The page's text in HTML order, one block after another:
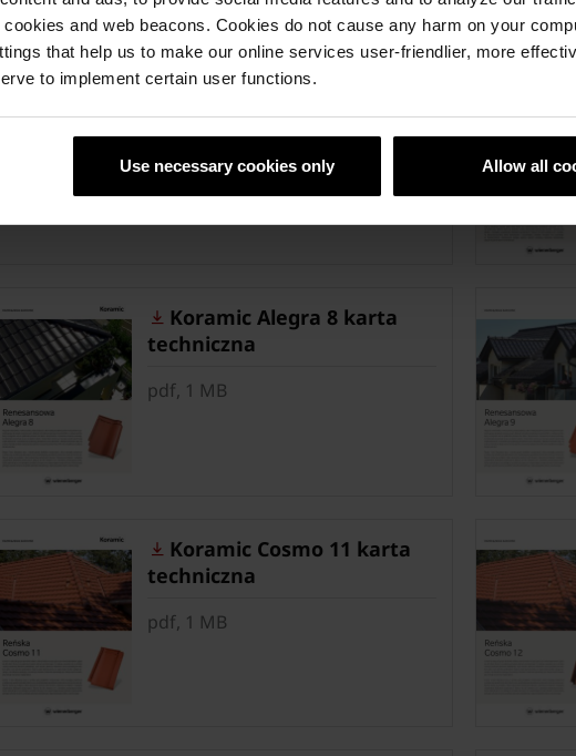
and web beacons. Cookies do not cause any harm on your
that help us to make our online services user-friendlier, more
to implement certain user functions.
Use necessary cookies only Allow all
Koramic - Nowoczesna
elewacja z dachówki
ceramicznej
Koramic Alegra 8 karta
techniczna
pdf, 1 MB
Koramic Cosmo 11 karta
techniczna
pdf, 1 MB